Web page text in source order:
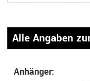
Alle Angaben
Anhänger: